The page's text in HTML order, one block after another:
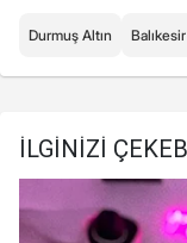
Durmuş Altın Balıkesir